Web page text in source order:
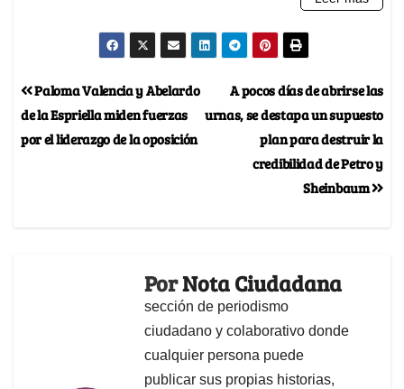
A pocos días de abrirse las
urnas, se destapa un supuesto
plan para destruir la
credibilidad de Petro y
Sheinbaum
Paloma Valencia y Abelardo
de la Espriella miden fuerzas
por el liderazgo de la oposición
PorNota Ciudadana
sección de periodismo
ciudadano y colaborativo donde
cualquier persona puede
publicar sus propias historias,